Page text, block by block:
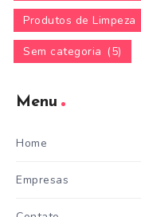
Produtos de Limpeza
Sem categoria (5)
Menu
Home
Empresas